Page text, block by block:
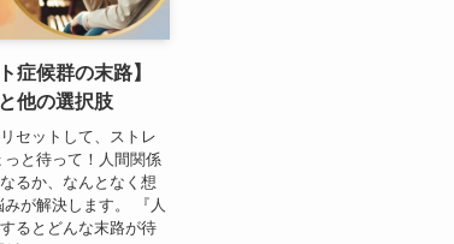
症候群の末路】
他の選択肢
セットして、ストレ
と待って！人間関係
るか、なんとなく想
が解決します。 『人
るとどんな末路が待